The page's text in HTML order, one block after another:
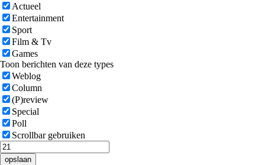
Actueel
Entertainment
Sport
Film & Tv
Games
Toon berichten van deze types
Weblog
Column
(P)review
Special
Poll
Scrollbar gebruiken
opslaan